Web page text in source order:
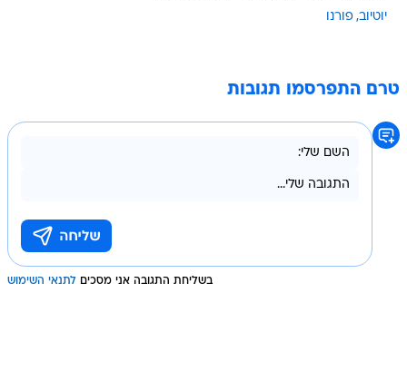
יוטיוב פורנו
טרם התפרסמו תגובות
בשליחת התגובה אני מסכים לתנאי השימוש